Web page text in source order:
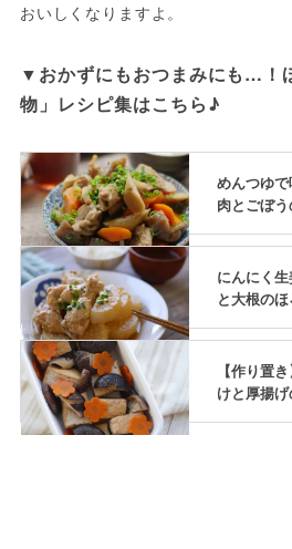
おいしくなりますよ。
▼おかずにもおつまみにも…！
物」レシピ集はこちら♪
めんつゆ
肉とごぼ
にんにく
と大根の
【作り置
けと厚揚